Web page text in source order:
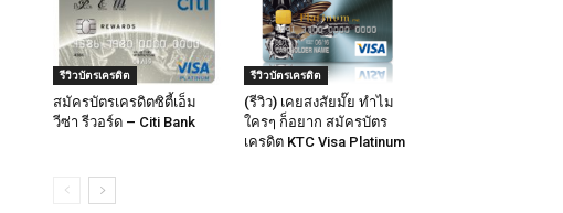
รีวิวบัตรเครดิต
สมัครบัตรเครดิตซิตี้เอ็ม
วีซ่า รีวอร์ด – Citi Bank
รีวิวบัตรเครดิต
(รีวิว) เคยสงสัยมั๊ย ทำไม
ใครๆ ก็อยาก สมัครบัตร
เครดิต KTC Visa Platinum